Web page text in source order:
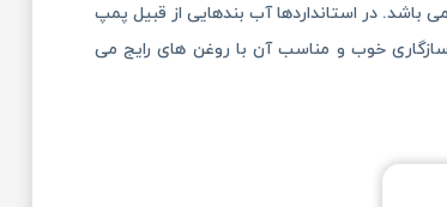
باشد. در استانداردها آب بندهایی از قبیل پمپ
سازگاری خوب و مناسب آن با روغن های رایج می